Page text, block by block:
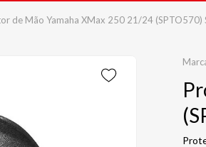
de Mão Yamaha XMax 250 21/24 (SPTO570)